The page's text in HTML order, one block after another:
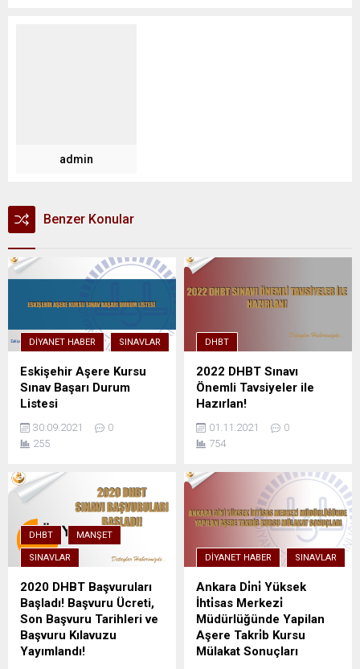
admin
Benzer Konular
DIYANET HABER SINAVLAR
Eskişehir Aşere Kursu
Sınav Başarı Durum
Listesi
30.09.2021
0
255
DHBT
2022 DHBT Sınavı
Önemli Tavsiyeler ile
Hazırlan!
01.11.2021
0
754
DHBT MANŞET
SINAVLAR
2020 DHBT Başvuruları
Başladı! Başvuru Ücreti,
Son Başvuru Tarihleri ve
Başvuru Kılavuzu
Yayımlandı!
DIYANET HABER SINAVLAR
Ankara Di̇ni̇ Yüksek
İhti̇sas Merkezi̇
Müdürlüğünde Yapilan
Aşere Takri̇b Kursu
Mülakat Sonuçları